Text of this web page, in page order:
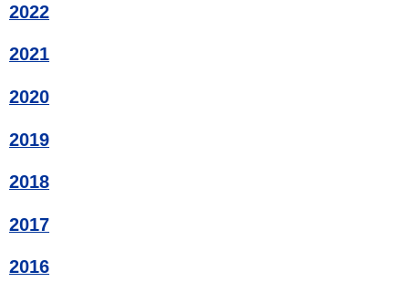
2022
2021
2020
2019
2018
2017
2016